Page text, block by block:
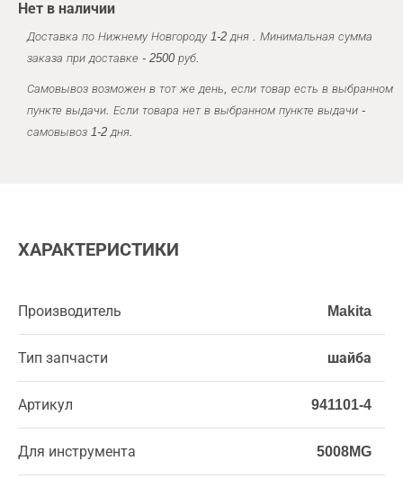
Нет в наличии
Доставка по Нижнему Новгороду 1-2 дня . Минимальная сумма
заказа при доставке - 2500 руб.
Самовывоз возможен в тот же день, если товар есть в выбранном
пункте выдачи. Если товара нет в выбранном пункте выдачи -
самовывоз 1-2 дня.
ХАРАКТЕРИСТИКИ
Производитель Makita
Тип запчасти шайба
Артикул 941101-4
Для инструмента 5008MG